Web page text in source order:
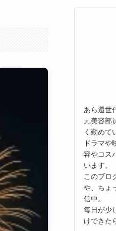
あら還世
元美容部
く勤めて
ドラマや
容やコス
います。
このブロ
や、ちょ
信中。
毎日が少
けできた